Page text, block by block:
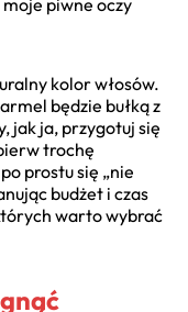
kolor włosów.
będzie bułką z
jak ja, przygotuj się
trochę
prostu się „nie
budżet i czas
warto wybrać